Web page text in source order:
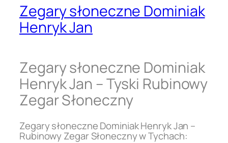
Zegary słoneczne Dominiak
Henryk Jan
Zegary słoneczne Dominiak
Henryk Jan – Tyski Rubinowy
Zegar Słoneczny
Zegary słoneczne Dominiak Henryk Jan –
Rubinowy Zegar Słoneczny w Tychach: